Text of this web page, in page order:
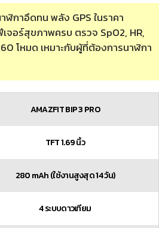
ฬิกาอึดทน พลัง GPS ในราคา
จอร์สุขภาพครบ ตรวจ SpO2, HR,
โหมด เหมาะกับผู้ที่ต้องการนาฬิกา
AMAZFIT BIP 3 PRO
TFT 1.69 นิ้ว
280 mAh (ใช้งานสูงสุด 14 วัน)
4 ระบบดาวเทียม